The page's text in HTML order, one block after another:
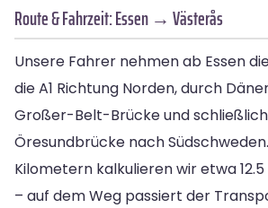
Route & Fahrzeit: Essen → Västerås
Unsere Fahrer nehmen ab Essen
die A1 Richtung Norden, durch
Großer-Belt-Brücke und
Öresundbrücke nach Südschweden.
Kilometern kalkulieren wir etwa
– auf dem Weg passiert der